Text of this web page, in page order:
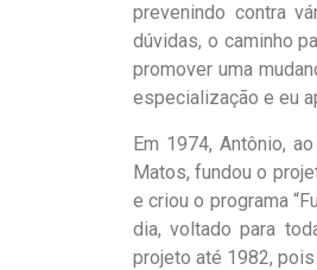
prevenindo contra
dúvidas, o caminho
promover uma
especialização e eu
Em 1974, Antônio,
Matos, fundou o
e criou o programa
dia, voltado para
projeto até 1982,